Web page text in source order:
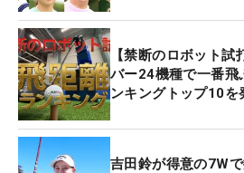
【禁断のロボット
バー24機種で一番
ンキングトップ10を
吉田鈴が得意の7W